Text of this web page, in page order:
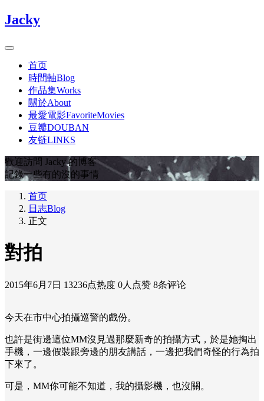
Jacky
首页
時間軸Blog
作品集Works
關於About
最愛電影FavoriteMovies
豆瓣DOUBAN
友链LINKS
歡迎訪問 Jacky 的博客
記錄一些有的沒的事情
首页
日志Blog
正文
對拍
2015年6月7日 13236点热度 0人点赞 8条评论
今天在市中心拍攝巡警的戲份。
也許是街邊這位MM沒見過那麼新奇的拍攝方式，於是她掏出
手機，一邊假裝跟旁邊的朋友講話，一邊把我們奇怪的行為拍
下來了。
可是，MM你可能不知道，我的攝影機，也沒關。